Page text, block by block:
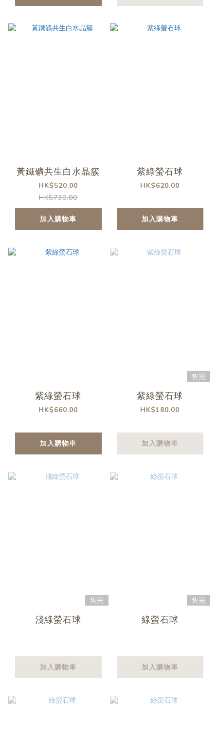
黃鐵礦共生白水晶簇
HK$520.00
HK$730.00
加入購物車
紫綠螢石球
HK$620.00
加入購物車
紫綠螢石球
HK$660.00
加入購物車
售完
紫綠螢石球
HK$180.00
加入購物車
售完
淺綠螢石球
加入購物車
售完
綠螢石球
加入購物車